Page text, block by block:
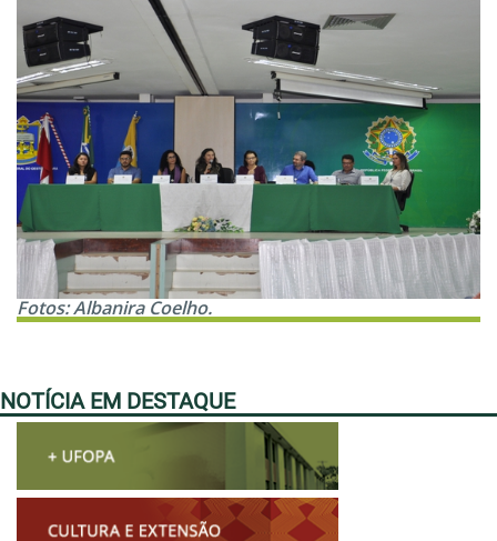
Fotos: Albanira Coelho.
NOTÍCIA EM DESTAQUE